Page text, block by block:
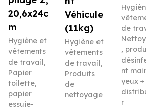
20,6x24c
m
Hygiène et
vêtements
de travail,
Papier
toilette,
papier
essuie-
Véhicule
(11kg)
Hygiène et
vêtements
de travail,
Produits
de
nettoyage
de
,
nt
yeux +
r